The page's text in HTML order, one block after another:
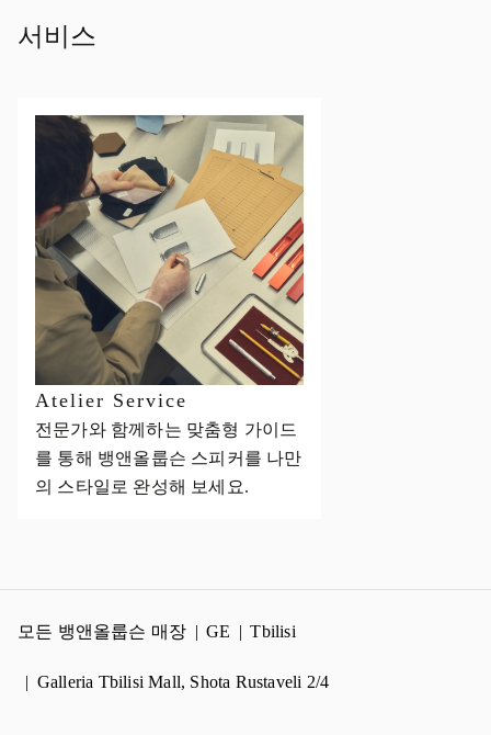
서비스
Atelier Service
전문가와 함께하는 맞춤형 가이드
를 통해 뱅앤올룹슨 스피커를 나만
의 스타일로 완성해 보세요.
모든 뱅앤올룹슨 매장 GE Tbilisi
Galleria Tbilisi Mall, Shota Rustaveli 2/4